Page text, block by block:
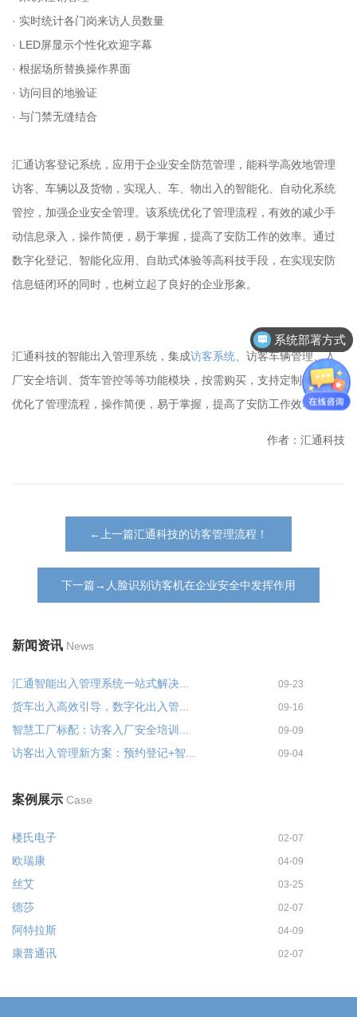
· 实时统计各门岗来访人员数量
· LED屏显示个性化欢迎字幕
· 根据场所替换操作界面
· 访问目的地验证
· 与门禁无缝结合
汇通访客登记系统，应用于企业安全防范管理，能科学高效地管理
访客、车辆以及货物，实现人、车、物出入的智能化、自动化系统
管控，加强企业安全管理。该系统优化了管理流程，有效的减少手
动信息录入，操作简便，易于掌握，提高了安防工作的效率。通过
数字化登记、智能化应用、自助式体验等高科技手段，在实现安防
信息链闭环的同时，也树立起了良好的企业形象。
汇通科技的智能出入管理系统，集成访客系统 、访客车辆管理、入
厂安全培训、货车管控等等功能模块，按需购买，支持定制开发，
优化了管理流程，操作简便，易于掌握，提高了安防工作效率。
作者：汇通科技
←上一篇汇通科技的访客管理流程！
下一篇→人脸识别访客机在企业安全中发挥作用
新闻资讯 News
汇通智能出入管理系统一站式解决... 09-23
货车出入高效引导，数字化出入管... 09-16
智慧工厂标配：访客入厂安全培训... 09-09
访客出入管理新方案：预约登记+智... 09-04
案例展示 Case
楼氏电子 02-07
欧瑞康 04-09
丝艾 03-25
德莎 02-07
阿特拉斯 04-09
康普通讯 02-07
系统部署方式